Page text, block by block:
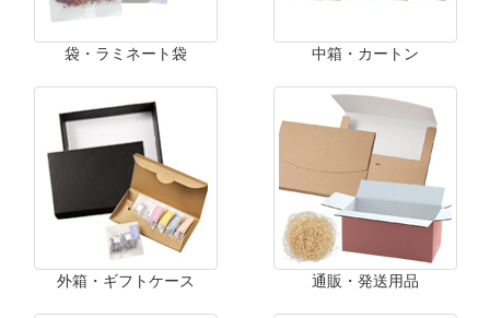
袋・ラミネート袋 中箱・カートン
外箱・ギフトケース 通販・発送用品